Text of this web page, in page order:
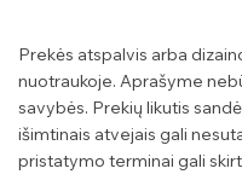
Prekės atspalvis arba
nuotraukoje. Aprašyme
savybės. Prekių likutis
išimtinais atvejais gali
pristatymo terminai gali